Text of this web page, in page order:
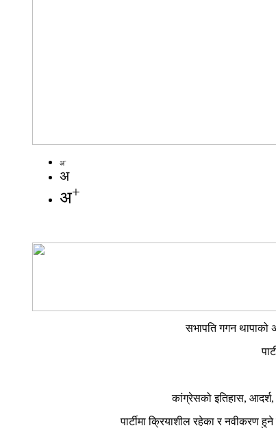
अ-
अ
अ+
सभापति गगन थापाको
कांग्रेसको इतिहास, आदर्श,
पार्टीमा क्रियाशील रहेका र नवीकरण